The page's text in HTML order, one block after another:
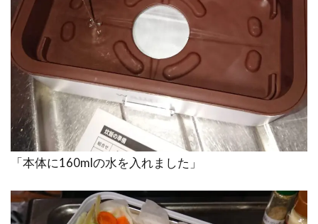
「本体に160mlの水を入れました」